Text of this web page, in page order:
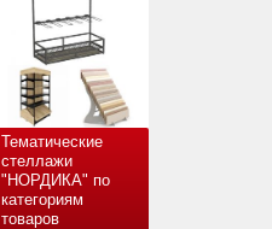
Тематические
стеллажи
"НОРДИКА" по
категориям
товаров